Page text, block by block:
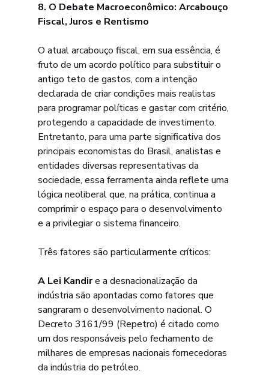
8. O Debate Macroeconômico: Arcabouço
Fiscal, Juros e Rentismo
O atual arcabouço fiscal, em sua essência, é
fruto de um acordo político para substituir o
antigo teto de gastos, com a intenção
declarada de criar condições mais realistas
para programar políticas e gastar com critério,
protegendo a capacidade de investimento.
Entretanto, para uma parte significativa dos
principais economistas do Brasil, analistas e
entidades diversas representativas da
sociedade, essa ferramenta ainda reflete uma
lógica neoliberal que, na prática, continua a
comprimir o espaço para o desenvolvimento
e a privilegiar o sistema financeiro.
Três fatores são particularmente críticos:
A Lei Kandir e a desnacionalização da
indústria são apontadas como fatores que
sangraram o desenvolvimento nacional. O
Decreto 3161/99 (Repetro) é citado como
um dos responsáveis pelo fechamento de
milhares de empresas nacionais fornecedoras
da indústria do petróleo.